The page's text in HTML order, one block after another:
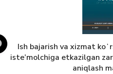
Ish bajarish va xizmat
iste’molchiga etkazilgan
aniqlash